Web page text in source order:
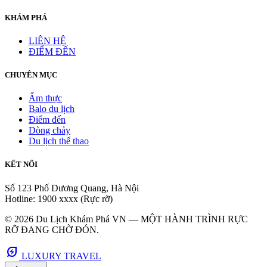
KHÁM PHÁ
LIÊN HỆ
ĐIỂM ĐẾN
CHUYÊN MỤC
Ẩm thực
Balo du lịch
Điểm đến
Dòng chảy
Du lịch thể thao
KẾT NỐI
Số 123 Phố Dương Quang, Hà Nội
Hotline: 1900 xxxx (Rực rỡ)
© 2026 Du Lịch Khám Phá VN — MỘT HÀNH TRÌNH RỰC
RỠ ĐANG CHỜ ĐÓN.
energy_savings_leaf LUXURY TRAVEL